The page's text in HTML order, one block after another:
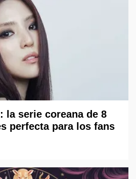
la serie coreana de 8
perfecta para los fans